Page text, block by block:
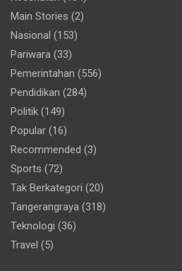
Main Stories (2)
Nasional (153)
Pariwara (33)
Pemerintahan (556)
Pendidikan (284)
Politik (149)
Popular (16)
Recommended (3)
Sports (72)
Tak Berkategori (20)
Tangerangraya (318)
Teknologi (36)
Travel (5)